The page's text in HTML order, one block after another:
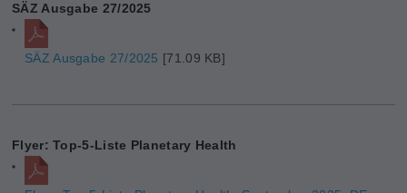
SÄZ Ausgabe 27/2025
SÄZ Ausgabe 27/2025 [71.09 KB]
Flyer: Top-5-Liste Planetary Health